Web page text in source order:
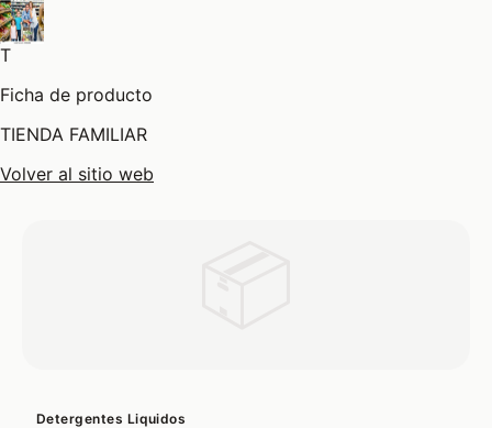
T
Ficha de producto
TIENDA FAMILIAR
Volver al sitio web
Detergentes Liquidos